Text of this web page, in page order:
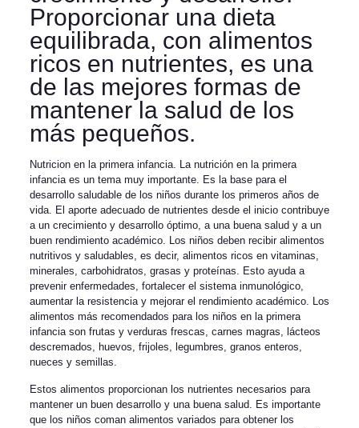
Proporcionar una dieta
equilibrada, con alimentos
ricos en nutrientes, es una
de las mejores formas de
mantener la salud de los
más pequeños.
Nutricion en la primera infancia. La nutrición en la primera
infancia es un tema muy importante. Es la base para el
desarrollo saludable de los niños durante los primeros años de
vida. El aporte adecuado de nutrientes desde el inicio contribuye
a un crecimiento y desarrollo óptimo, a una buena salud y a un
buen rendimiento académico. Los niños deben recibir alimentos
nutritivos y saludables, es decir, alimentos ricos en vitaminas,
minerales, carbohidratos, grasas y proteínas. Esto ayuda a
prevenir enfermedades, fortalecer el sistema inmunológico,
aumentar la resistencia y mejorar el rendimiento académico. Los
alimentos más recomendados para los niños en la primera
infancia son frutas y verduras frescas, carnes magras, lácteos
descremados, huevos, frijoles, legumbres, granos enteros,
nueces y semillas.
Estos alimentos proporcionan los nutrientes necesarios para
mantener un buen desarrollo y una buena salud. Es importante
que los niños coman alimentos variados para obtener los